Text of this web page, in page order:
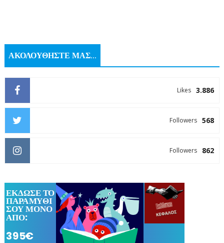
ΑΚΟΛΟΥΘΗΣΤΕ ΜΑΣ...
3.886
Likes
568
Followers
862
Followers